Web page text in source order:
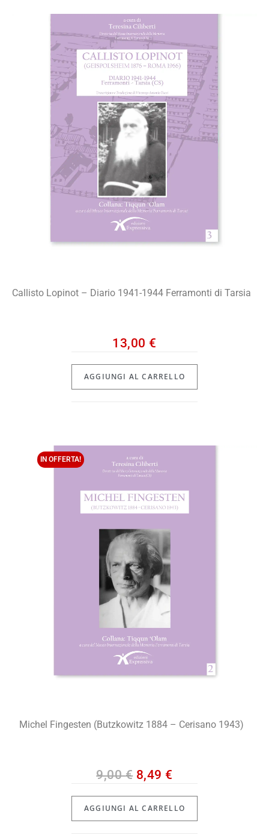
Callisto Lopinot – Diario 1941-1944 Ferramonti di Tarsia
13,00 €
AGGIUNGI AL CARRELLO
IN OFFERTA!
Michel Fingesten (Butzkowitz 1884 – Cerisano 1943)
9,00€ 8,49 €
AGGIUNGI AL CARRELLO